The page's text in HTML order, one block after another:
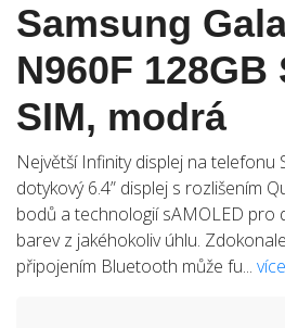
Samsung
N960F 128GB
SIM, modrá
Největší Infinity displej na telefonu
dotykový 6.4” displej s rozlišením
bodů a technologií sAMOLED pro
barev z jakéhokoliv úhlu.
připojením Bluetooth může fu...